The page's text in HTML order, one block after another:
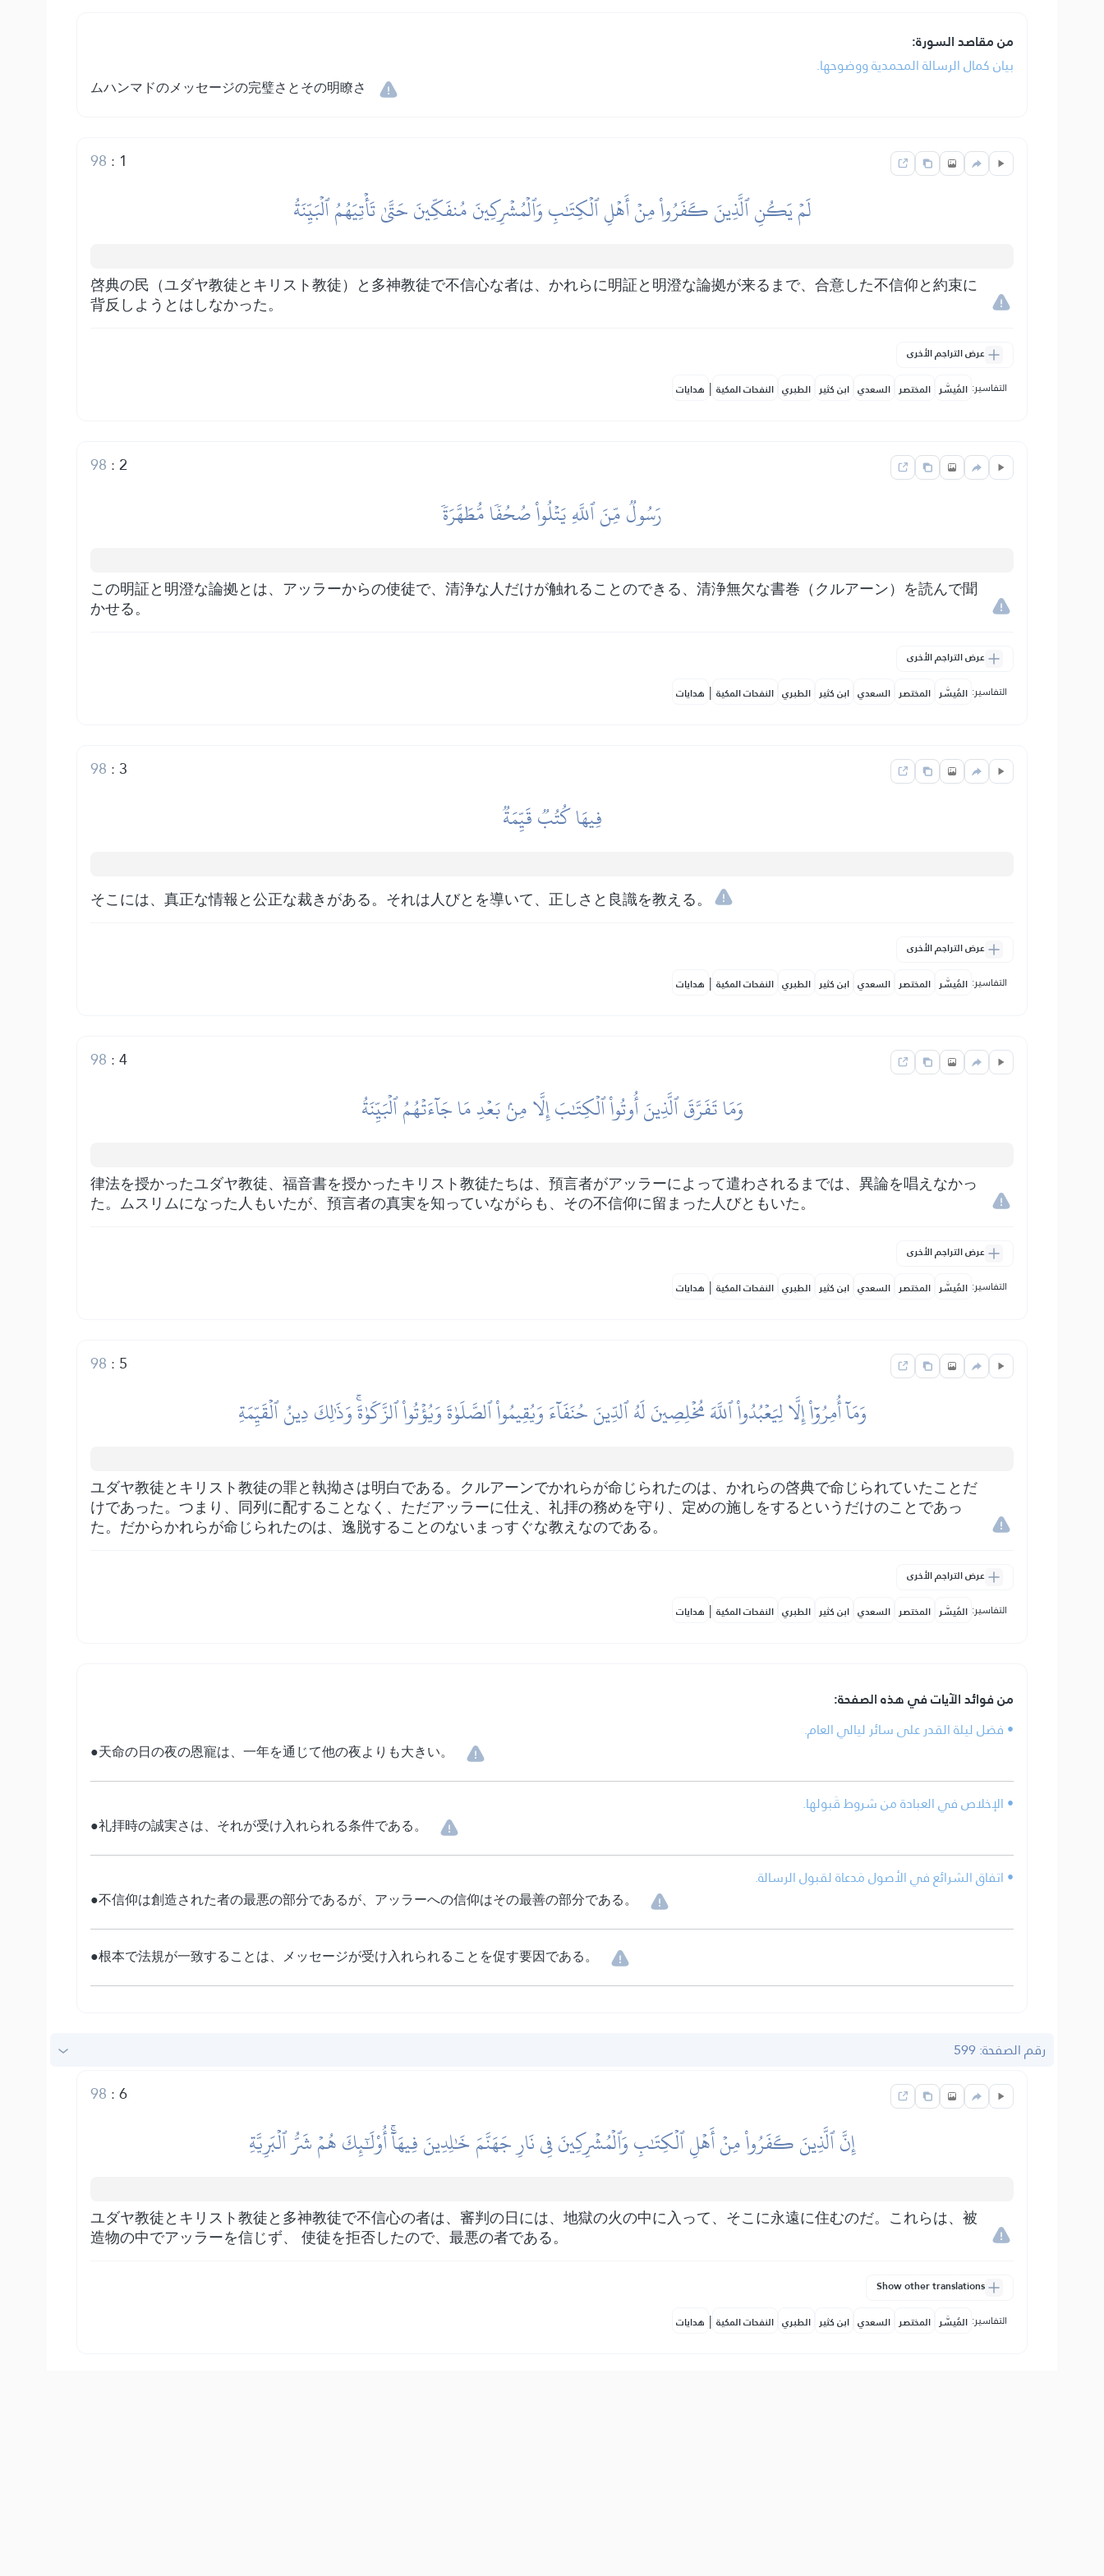
من مقاصد السورة:
بيان كمال الرسالة المحمدية ووضوحها.
ムハンマドのメッセージの完璧さとその明瞭さ
1
:
98
لَمۡ يَكُنِ ٱلَّذِينَ كَفَرُواْ مِنۡ أَهۡلِ ٱلۡكِتَٰبِ وَٱلۡمُشۡرِكِينَ مُنفَكِّينَ حَتَّىٰ تَأۡتِيَهُمُ ٱلۡبَيِّنَةُ
啓典の民（ユダヤ教徒とキリスト教徒）と多神教徒で不信心な者は、かれらに明証と明澄な論拠が来るまで、合意した不信仰と約束に
背反しようとはしなかった。
عرض التراجم الأخرى
التفاسير: المُيسَّر المختصر السعدي ابن كثير الطبري النفحات المكية | هدايات
2
:
98
رَسُولٞ مِّنَ ٱللَّهِ يَتۡلُواْ صُحُفٗا مُّطَهَّرَةٗ
この明証と明澄な論拠とは、アッラーからの使徒で、清浄な人だけが触れることのできる、清浄無欠な書巻（クルアーン）を読んで聞
かせる。
عرض التراجم الأخرى
التفاسير: المُيسَّر المختصر السعدي ابن كثير الطبري النفحات المكية | هدايات
3
:
98
فِيهَا كُتُبٞ قَيِّمَةٞ
そこには、真正な情報と公正な裁きがある。それは人びとを導いて、正しさと良識を教える。
عرض التراجم الأخرى
التفاسير: المُيسَّر المختصر السعدي ابن كثير الطبري النفحات المكية | هدايات
4
:
98
وَمَا تَفَرَّقَ ٱلَّذِينَ أُوتُواْ ٱلۡكِتَٰبَ إِلَّا مِنۢ بَعۡدِ مَا جَآءَتۡهُمُ ٱلۡبَيِّنَةُ
律法を授かったユダヤ教徒、福音書を授かったキリスト教徒たちは、預言者がアッラーによって遣わされるまでは、異論を唱えなかっ
た。ムスリムになった人もいたが、預言者の真実を知っていながらも、その不信仰に留まった人びともいた。
عرض التراجم الأخرى
التفاسير: المُيسَّر المختصر السعدي ابن كثير الطبري النفحات المكية | هدايات
5
:
98
وَمَآ أُمِرُوٓاْ إِلَّا لِيَعۡبُدُواْ ٱللَّهَ مُخۡلِصِينَ لَهُ ٱلدِّينَ حُنَفَآءَ وَيُقِيمُواْ ٱلصَّلَوٰةَ وَيُؤۡتُواْ ٱلزَّكَوٰةَۚ وَذَٰلِكَ دِينُ ٱلۡقَيِّمَةِ
ユダヤ教徒とキリスト教徒の罪と執拗さは明白である。クルアーンでかれらが命じられたのは、かれらの啓典で命じられていたことだ
けであった。つまり、同列に配することなく、ただアッラーに仕え、礼拝の務めを守り、定めの施しをするというだけのことであっ
た。だからかれらが命じられたのは、逸脱することのないまっすぐな教えなのである。
عرض التراجم الأخرى
التفاسير: المُيسَّر المختصر السعدي ابن كثير الطبري النفحات المكية | هدايات
من فوائد الآيات في هذه الصفحة:
• فضل ليلة القدر على سائر ليالي العام.
●天命の日の夜の恩寵は、一年を通じて他の夜よりも大きい。
• الإخلاص في العبادة من شروط قَبولها.
●礼拝時の誠実さは、それが受け入れられる条件である。
• اتفاق الشرائع في الأصول مَدعاة لقبول الرسالة.
●不信仰は創造された者の最悪の部分であるが、アッラーへの信仰はその最善の部分である。
●根本で法規が一致することは、メッセージが受け入れられることを促す要因である。
رقم الصفحة: 599
6
:
98
إِنَّ ٱلَّذِينَ كَفَرُواْ مِنۡ أَهۡلِ ٱلۡكِتَٰبِ وَٱلۡمُشۡرِكِينَ فِي نَارِ جَهَنَّمَ خَٰلِدِينَ فِيهَآۚ أُوْلَٰٓئِكَ هُمۡ شَرُّ ٱلۡبَرِيَّةِ
ユダヤ教徒とキリスト教徒と多神教徒で不信心の者は、審判の日には、地獄の火の中に入って、そこに永遠に住むのだ。これらは、被
造物の中でアッラーを信じず、 使徒を拒否したので、最悪の者である。
Show other translations
التفاسير: المُيسَّر المختصر السعدي ابن كثير الطبري النفحات المكية | هدايات